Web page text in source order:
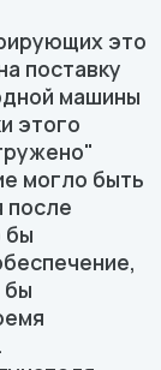
это
поставку
машины
этого
могло быть
после
бы
бы